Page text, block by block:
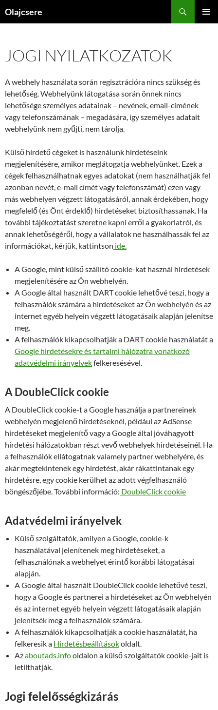
Olajcsere
JOGI NYILATKOZATOK
A webhely használata során regisztrációra nincs szükség és
lehetőség. Webhelyünk látogatása során önnek nincs
lehetősége személyes adatainak – nevének, email-címének
vagy telefonszámának – megadására, így személyes adatait
webhelyünk nem gyűjti, nem tárolja.
Külső hirdető cégeket is használunk hirdetéseink
megjelenítésére, amikor meglátogatja webhelyünket. Ezek a
cégek felhasználhatnak egyes adatokat (nem használhatják fel
azonban nevét, e-mail címét vagy telefonszámát) ezen vagy
más webhelyen végzett látogatásáról, annak érdekében, hogy
megfelelő (és Önt érdeklő) hirdetéseket biztosíthassanak. Ha
további tájékoztatást szeretne kapni erről a gyakorlatról, és
annak lehetőségéről, hogy a vállalatok ne használhassák fel az
információkat, kérjük, kattintson ide.
A Google, mint külső szállító cookie-kat használ hirdetések
megjelenítésére az Ön webhelyén.
A Google által használt DART cookie lehetővé teszi, hogy a
felhasználók számára a hirdetéseket az Ön webhelyén és az
internet egyéb helyein végzett látogatásaik alapján jelenítse
meg.
A felhasználók kikapcsolhatják a DART cookie használatát a
Google hirdetésekre és tartalmi hálózatra vonatkozó
adatvédelmi irányelvekfelkeresésével.
A DoubleClick cookie
A DoubleClick cookie-t a Google használja a partnereinek
webhelyén megjelenő hirdetéseknél, például az AdSense
hirdetéseket megjelenítő vagy a Google által jóváhagyott
hirdetési hálózatokban részt vevő webhelyek hirdetéseinél. Ha
a felhasználók ellátogatnak valamely partner webhelyére, és
akár megtekintenek egy hirdetést, akár rákattintanak egy
hirdetésre, egy cookie kerülhet az adott végfelhasználó
böngészőjébe. További információ: DoubleClick cookie
Adatvédelmi irányelvek
Külső szolgáltatók, amilyen a Google, cookie-k
használatával jelenítenek meg hirdetéseket, a
felhasználónak a webhelyet érintő korábbi látogatásai
alapján.
A Google által használt DoubleClick cookie lehetővé teszi,
hogy a Google és partnerei a hirdetéseket az Ön webhelyén
és az internet egyéb helyein végzett látogatásaik alapján
jelenítsék meg a felhasználók számára.
A felhasználók kikapcsolhatják a cookie használatát, ha
felkeresik a Hirdetésbeállításokoldalt.
Azaboutads.infooldalon a külső szolgáltatók cookie-jait is
letilthatják.
Jogi felelősségkizárás